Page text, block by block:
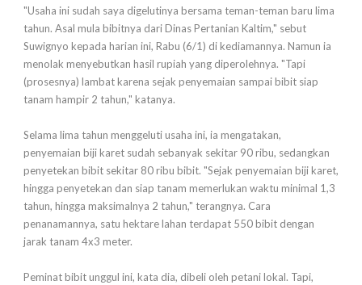
"Usaha ini sudah saya digelutinya bersama teman-teman baru lima
tahun. Asal mula bibitnya dari Dinas Pertanian Kaltim," sebut
Suwignyo kepada harian ini, Rabu (6/1) di kediamannya. Namun ia
menolak menyebutkan hasil rupiah yang diperolehnya. "Tapi
(prosesnya) lambat karena sejak penyemaian sampai bibit siap
tanam hampir 2 tahun," katanya.
Selama lima tahun menggeluti usaha ini, ia mengatakan,
penyemaian biji karet sudah sebanyak sekitar 90 ribu, sedangkan
penyetekan bibit sekitar 80 ribu bibit. "Sejak penyemaian biji karet,
hingga penyetekan dan siap tanam memerlukan waktu minimal 1,3
tahun, hingga maksimalnya 2 tahun," terangnya. Cara
penanamannya, satu hektare lahan terdapat 550 bibit dengan
jarak tanam 4x3 meter.
Peminat bibit unggul ini, kata dia, dibeli oleh petani lokal. Tapi,